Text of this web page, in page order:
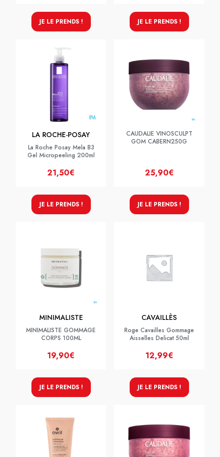
JE LE PRENDS ! JE LE PRENDS !
LA ROCHE-POSAY
La Roche Posay Mela B3
Gel Micropeeling 200ml
21,50€
JE LE PRENDS !
CAUDALIE VINOSCULPT
GOM CABERN250G
25,90€
JE LE PRENDS !
MINIMALISTE
MINIMALISTE GOMMAGE
CORPS 100ML
19,90€
JE LE PRENDS !
CAVAILLÈS
Roge Cavailles Gommage
Aisselles Delicat 50ml
12,99€
JE LE PRENDS !